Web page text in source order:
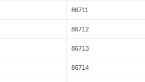
86711
86712
86713
86714